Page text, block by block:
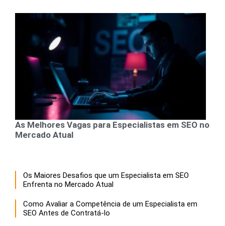
As Melhores Vagas para Especialistas em SEO no
Mercado Atual
Os Maiores Desafios que um Especialista em SEO
Enfrenta no Mercado Atual
Como Avaliar a Competência de um Especialista em
SEO Antes de Contratá-lo